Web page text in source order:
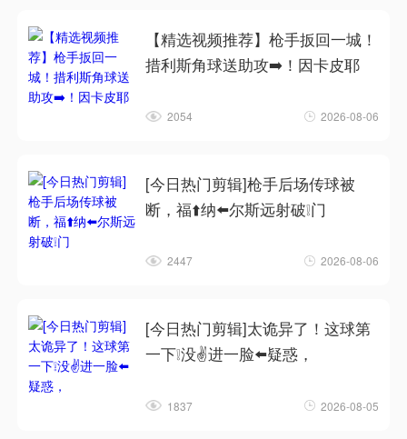
【精选视频推荐】枪手扳回一城！
措利斯角球送助攻➡️！因卡皮耶
2054 2026-08-06
[今日热门剪辑]枪手后场传球被
断，福⬆️纳⬅️尔斯远射破❕门
2447 2026-08-06
[今日热门剪辑]太诡异了！这球第
一下❕没✌️进一脸⬅️疑惑，
1837 2026-08-05